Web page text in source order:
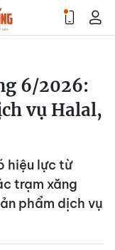
6/2026:
vụ Halal,
hiệu lực từ
trạm xăng
phẩm dịch vụ